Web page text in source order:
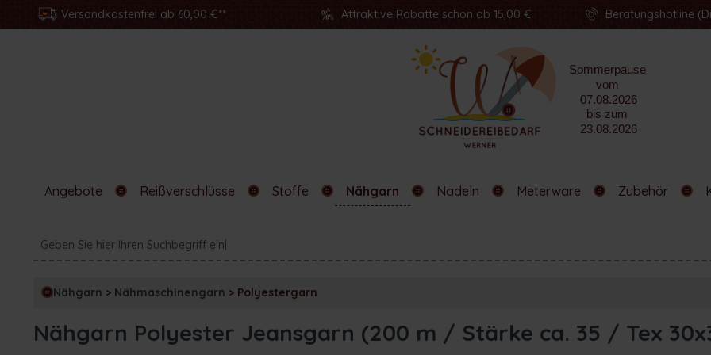
Versandkostenfrei ab 60,00 €** Attraktive Rabatte schon ab 15,00 € Beratungshotline
Angebote Reißverschlüsse Stoffe Nähgarn Nadeln Meterware Zubehör
Nähgarn > Nähmaschinengarn > Polyestergarn
Nähgarn Polyester Jeansgarn (200 m / Stärke ca. 35 / Tex